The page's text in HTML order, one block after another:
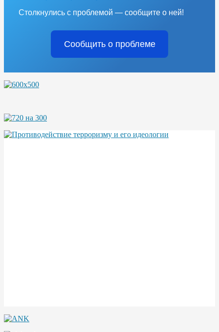
Столкнулись с проблемой — сообщите о ней!
Сообщить о проблеме